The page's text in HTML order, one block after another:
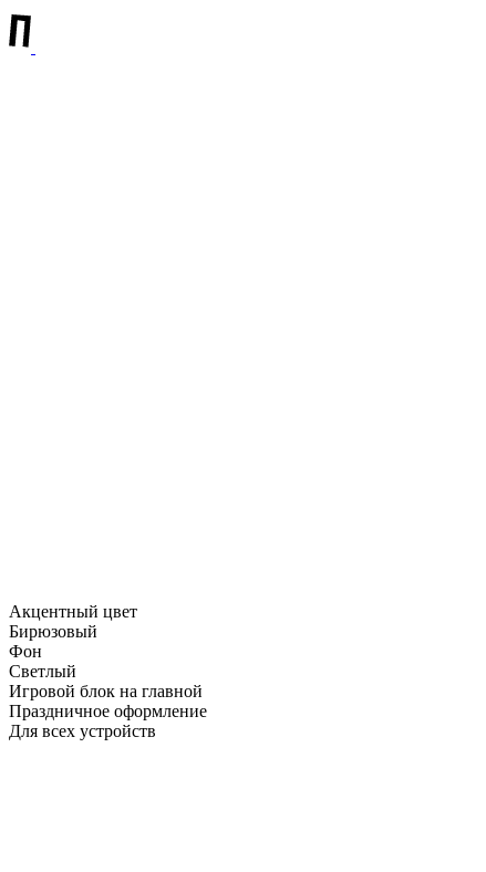
Акцентный цвет
Бирюзовый
Фон
Светлый
Игровой блок на главной
Праздничное оформление
Для всех устройств